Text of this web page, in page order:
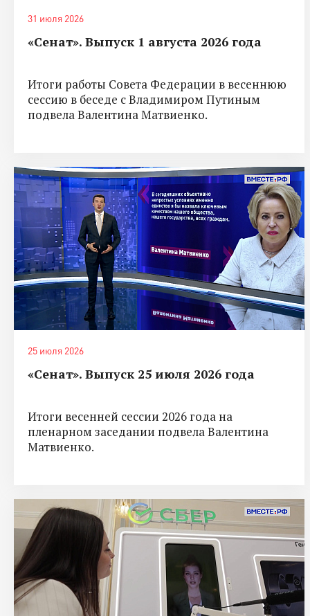
31 июля 2026
«Сенат». Выпуск 1 августа 2026 года
Итоги работы Совета Федерации в весеннюю
сессию в беседе с Владимиром Путиным
подвела Валентина Матвиенко.
25 июля 2026
«Сенат». Выпуск 25 июля 2026 года
Итоги весенней сессии 2026 года на
пленарном заседании подвела Валентина
Матвиенко.